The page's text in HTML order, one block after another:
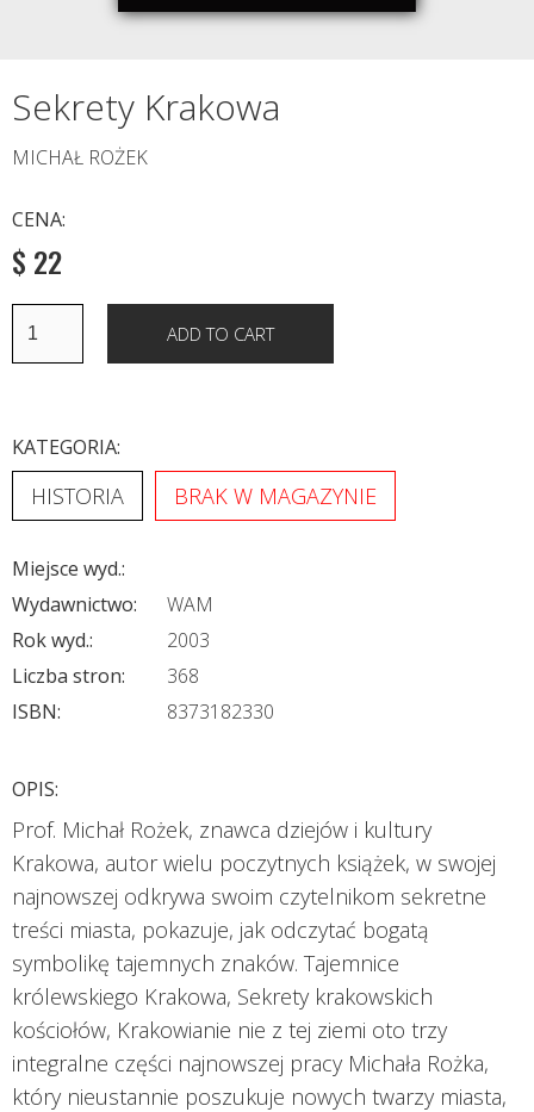
Sekrety Krakowa
MICHAŁ ROŻEK
CENA:
$ 22
KATEGORIA:
HISTORIA BRAK W MAGAZYNIE
Miejsce wyd.:
Wydawnictwo:
WAM
Rok wyd.:
2003
Liczba stron:
368
ISBN:
8373182330
OPIS:
Prof. Michał Rożek, znawca dziejów i kultury
Krakowa, autor wielu poczytnych książek, w swojej
najnowszej odkrywa swoim czytelnikom sekretne
treści miasta, pokazuje, jak odczytać bogatą
symbolikę tajemnych znaków. Tajemnice
królewskiego Krakowa, Sekrety krakowskich
kościołów, Krakowianie nie z tej ziemi oto trzy
integralne części najnowszej pracy Michała Rożka,
który nieustannie poszukuje nowych twarzy miasta,